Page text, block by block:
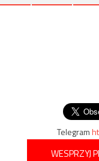
Telegram
WESPRZYJ